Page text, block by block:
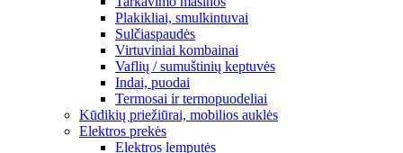
Plakikliai, smulkintuvai
Sulčiaspaudės
Virtuviniai kombainai
Vaflių / sumuštinių keptuvės
Indai, puodai
Termosai ir termopuodeliai
Kūdikių priežiūrai, mobilios auklės
Elektros prekės
Elektros lemputės